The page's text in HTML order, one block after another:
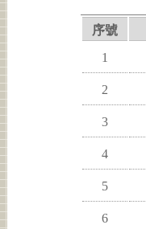
序號
1
2
3
4
5
6